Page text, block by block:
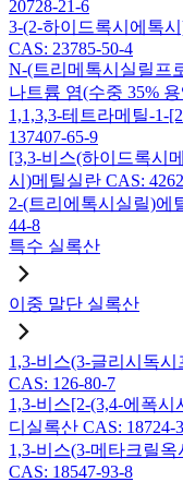
20728-21-6
3-(2-하이드록시에톡
CAS: 23785-50-4
N-(트리메톡시실릴프
나트륨 염(수중 35%
1,1,3,3-테트라메틸-1-
137407-65-9
[3,3-비스(하이드록시
시)메틸실란 CAS:
2-(트리에톡시실릴)에
44-8
특수 실록산
이중 말단 실록산
1,3-비스(3-글리시독
CAS: 126-80-7
1,3-비스[2-(3,4-에폭
디실록산 CAS: 18724-
1,3-비스(3-메타크릴
CAS: 18547-93-8